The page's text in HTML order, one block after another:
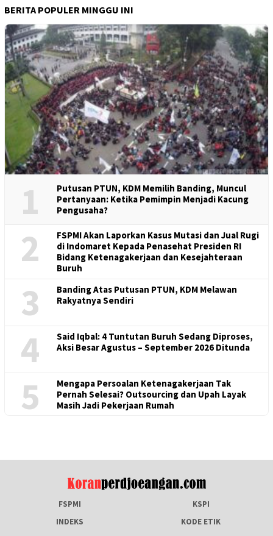
BERITA POPULER MINGGU INI
1
Putusan PTUN, KDM Memilih Banding, Muncul
Pertanyaan: Ketika Pemimpin Menjadi Kacung
Pengusaha?
2
FSPMI Akan Laporkan Kasus Mutasi dan Jual Rugi
di Indomaret Kepada Penasehat Presiden RI
Bidang Ketenagakerjaan dan Kesejahteraan
Buruh
3
Banding Atas Putusan PTUN, KDM Melawan
Rakyatnya Sendiri
4
Said Iqbal: 4 Tuntutan Buruh Sedang Diproses,
Aksi Besar Agustus – September 2026 Ditunda
5
Mengapa Persoalan Ketenagakerjaan Tak
Pernah Selesai? Outsourcing dan Upah Layak
Masih Jadi Pekerjaan Rumah
FSPMI
KSPI
INDEKS
KODE ETIK